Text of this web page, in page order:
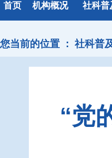
首页 机构概况 社科普
您当前的位置 ： 社科普
“党